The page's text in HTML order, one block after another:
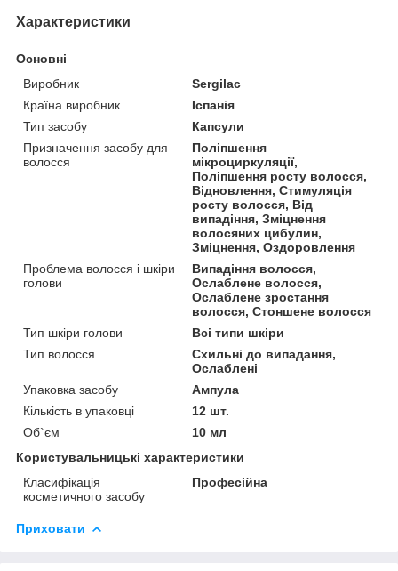
Характеристики
Основні
Виробник
Sergilac
Країна виробник
Іспанія
Тип засобу
Капсули
Призначення засобу для
волосся
Поліпшення
мікроциркуляції,
Поліпшення росту волосся,
Відновлення, Стимуляція
росту волосся, Від
випадіння, Зміцнення
волосяних цибулин,
Зміцнення, Оздоровлення
Проблема волосся і шкіри
голови
Випадіння волосся,
Ослаблене волосся,
Ослаблене зростання
волосся, Стоншене волосся
Тип шкіри голови
Всі типи шкіри
Тип волосся
Схильні до випадання,
Ослаблені
Упаковка засобу
Ампула
Кількість в упаковці
12 шт.
Об`єм
10 мл
Користувальницькі характеристики
Класифікація
косметичного засобу
Професійна
Приховати